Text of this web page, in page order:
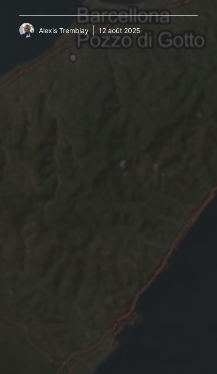
Alexis Tremblay 12 août 2025